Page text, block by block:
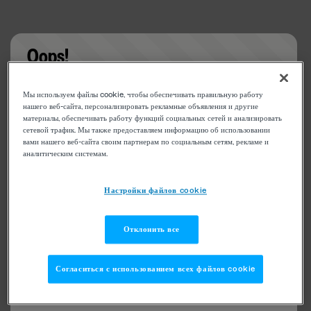
Oops!
Something went wrong. Please try refreshing the
app
Мы используем файлы cookie, чтобы обеспечивать правильную работу
нашего веб-сайта, персонализировать рекламные объявления и другие
материалы, обеспечивать работу функций социальных сетей и анализировать
сетевой трафик. Мы также предоставляем информацию об использовании
вами нашего веб-сайта своим партнерам по социальным сетям, рекламе и
аналитическим системам.
Настройки файлов cookie
Отклонить все
Согласиться с использованием всех файлов cookie